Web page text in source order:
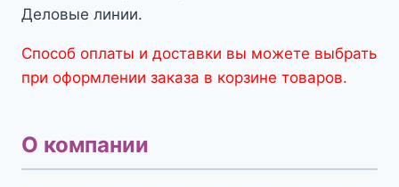
Деловые линии.
Способ оплаты и доставки вы можете выбрать
при оформлении заказа в корзине товаров.
О компании